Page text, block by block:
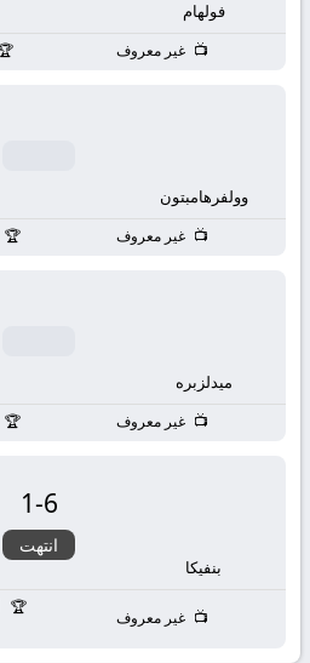
مباشر
live
فولهام
غير معروف
وولفرهامبتون
غير معروف
ميدلزبره
غير معروف
بنفيكا
6
-
1
انتهت
غير معروف